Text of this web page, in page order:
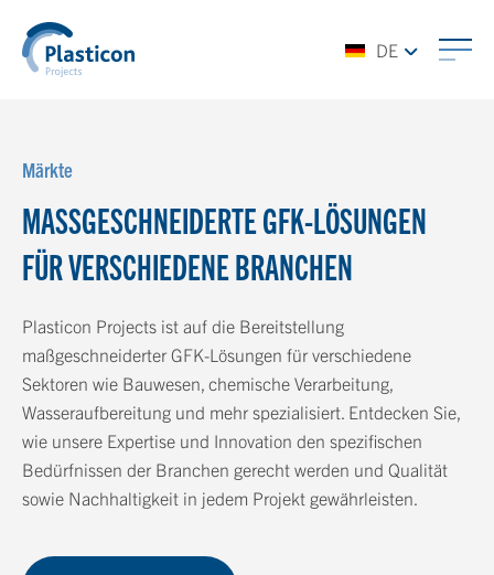
DE
Märkte
MASSGESCHNEIDERTE GFK-LÖSUNGEN F
ÜR VERSCHIEDENE BRANCHEN
Plasticon Projects ist auf die Bereitstellung
maßgeschneiderter GFK-Lösungen für verschiedene
Sektoren wie Bauwesen, chemische Verarbeitung,
Wasseraufbereitung und mehr spezialisiert. Entdecken Sie,
wie unsere Expertise und Innovation den spezifischen
Bedürfnissen der Branchen gerecht werden und Qualität
sowie Nachhaltigkeit in jedem Projekt gewährleisten.